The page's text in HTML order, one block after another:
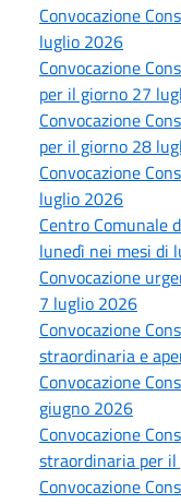
Convocazione
luglio 2026
Convocazione
per il giorno 27
Convocazione
per il giorno 28
Convocazione
luglio 2026
Centro Comunale
lunedì nei mesi di
Convocazione
7 luglio 2026
Convocazione
straordinaria e
Convocazione
giugno 2026
Convocazione
straordinaria per
Convocazione